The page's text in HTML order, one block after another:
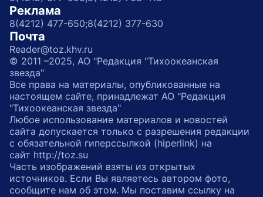
Реклама
8(4212) 477-650;8(4212) 377-630
Почта
Reader@toz.khv.ru
© 2011 –2025, АО "Редакция "Тихоокеанская
звезда"
Все права на материалы, опубликованные на
настоящем сайте, принадлежат АО "Редакция
"Тихоокеанская звезда"
Любое использование материалов и новостей
сайта допускается только с разрешения редакции
с обязательной гиперссылкой (hiperlink) на
сайт http://toz.su
Часть изображений взяты из открытых
источников. Если Вы являетесь автором фото,
сообщите нам об этом. Мы поставим ссылку на